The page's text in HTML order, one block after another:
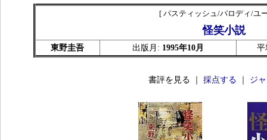
[ パスティッシュ/パロディ/ユ
怪笑小説
東野圭吾 出版月: 1995年10月
書評を見る ｜ 採点する ジ